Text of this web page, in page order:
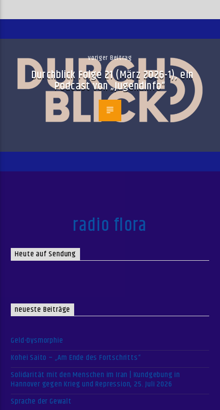
voriger Beitrag
Durchblick Folge 21 (März 2026-1), ein
Podcast von „Jugendinfo“
radio flora
Heute auf Sendung
neueste Beiträge
Geld-Dysmorphie
Kohei Saito – „Am Ende des Fortschritts“
Solidarität mit den Menschen im Iran | Kundgebung in
Hannover gegen Krieg und Repression, 25. Juli 2026
Sprache der Gewalt